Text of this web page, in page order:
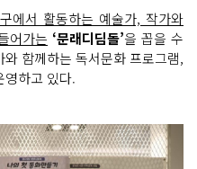
에서 활동하는 예술가, 작가와
어가는 ‘문래디딤돌’을 꼽을 수
함께하는 독서문화 프로그램,
영하고 있다.